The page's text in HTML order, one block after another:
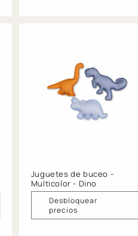
Juguetes de buceo -
Multicolor - Dino
Desbloquear
precios